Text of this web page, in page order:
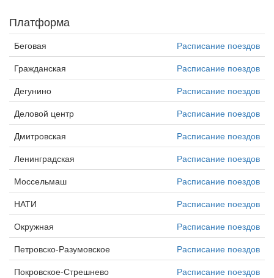
Платформа
Беговая
Расписание поездов
Гражданская
Расписание поездов
Дегунино
Расписание поездов
Деловой центр
Расписание поездов
Дмитровская
Расписание поездов
Ленинградская
Расписание поездов
Моссельмаш
Расписание поездов
НАТИ
Расписание поездов
Окружная
Расписание поездов
Петровско-Разумовское
Расписание поездов
Покровское-Стрешнево
Расписание поездов